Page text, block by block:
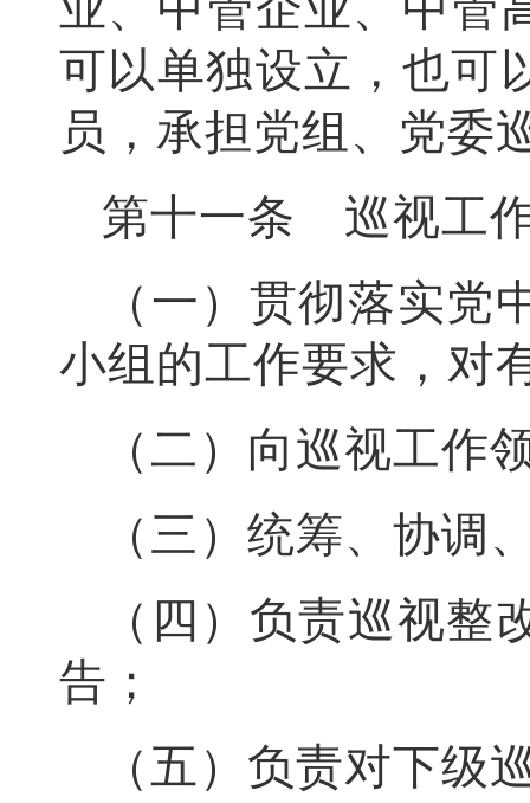
可以单独设立，也可
员，承担党组、党委
第十一条 巡视工
（一）贯彻落实
小组的工作要求，对
（二）向巡视工作
（三）统筹、协调
（四）负责巡视
告；
（五）负责对下级